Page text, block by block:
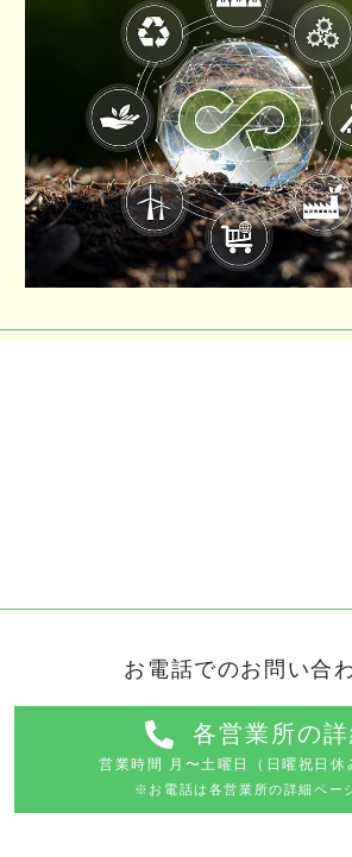
お電話でのお問い合
各営業所の
営業時間 ⽉〜⼟曜日（⽇曜祝⽇
※お電話は各営業所の詳細ペー